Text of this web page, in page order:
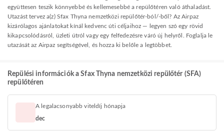
együttesen teszik könnyebbé és kellemesebbé a repülőtéren való áthaladást.
Utazást tervez a(z) Sfax Thyna nemzetközi repülőtér-ból/-ből? Az Airpaz
kizárólagos ajánlatokat kínál kedvenc úti céljaihoz — legyen szó egy rövid
kikapcsolódásról, üzleti útról vagy egy felfedezésre váró új helyről. Foglalja le
utazását az Airpaz segítségével, és hozza ki belőle a legtöbbet.
Repülési információk a Sfax Thyna nemzetközi repülőtér (SFA)
repülőtéren
A legalacsonyabb viteldíj hónapja
dec